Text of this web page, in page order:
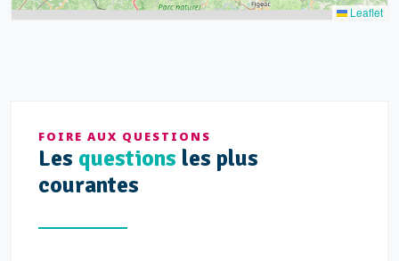
Leaflet
FOIRE AUX QUESTIONS
Les questions les plus
courantes